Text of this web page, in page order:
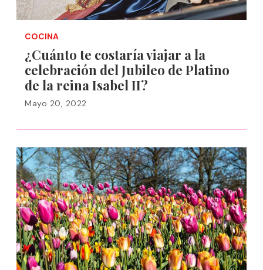
COCINA
¿Cuánto te costaría viajar a la
celebración del Jubileo de Platino
de la reina Isabel II?
Mayo 20, 2022